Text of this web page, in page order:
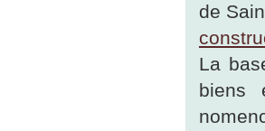
de
La
biens